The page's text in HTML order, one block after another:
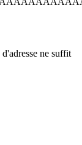
ne suffit